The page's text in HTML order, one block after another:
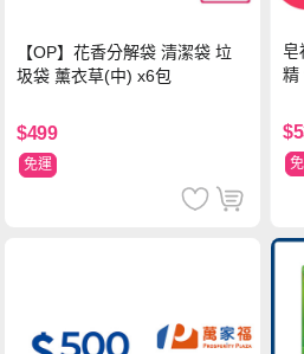
【OP】花香分解袋 清潔袋 垃
圾袋 薰衣草(中) x6包
$499
免運
皂
精